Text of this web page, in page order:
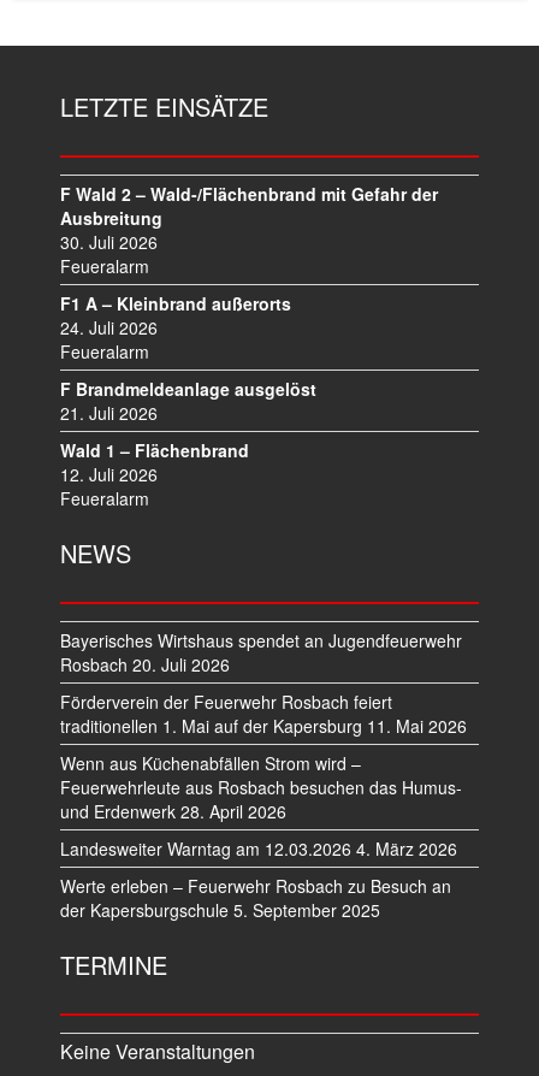
LETZTE EINSÄTZE
F Wald 2 – Wald-/Flächenbrand mit Gefahr der
Ausbreitung
30. Juli 2026
Feueralarm
F1 A – Kleinbrand außerorts
24. Juli 2026
Feueralarm
F Brandmeldeanlage ausgelöst
21. Juli 2026
Wald 1 – Flächenbrand
12. Juli 2026
Feueralarm
NEWS
Bayerisches Wirtshaus spendet an Jugendfeuerwehr
Rosbach 20. Juli 2026
Förderverein der Feuerwehr Rosbach feiert
traditionellen 1. Mai auf der Kapersburg 11. Mai 2026
Wenn aus Küchenabfällen Strom wird –
Feuerwehrleute aus Rosbach besuchen das Humus-
und Erdenwerk 28. April 2026
Landesweiter Warntag am 12.03.2026 4. März 2026
Werte erleben – Feuerwehr Rosbach zu Besuch an
der Kapersburgschule 5. September 2025
TERMINE
Keine Veranstaltungen